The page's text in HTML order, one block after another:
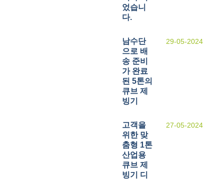
었습니
다.
29-05-2024
남수단
으로 배
송 준비
가 완료
된 5톤의
큐브 제
빙기
27-05-2024
고객을
위한 맞
춤형 1톤
산업용
큐브 제
빙기 디